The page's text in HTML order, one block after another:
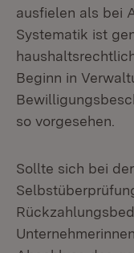
ausfielen als bei
Systematik ist
Beginn in
so vorgesehen.
Sollte sich bei